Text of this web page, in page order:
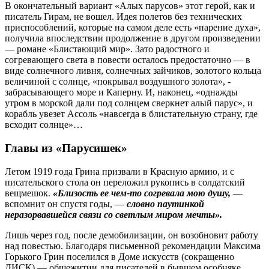
В окончательный вариант «Алых парусов» этот герой, как и
писатель Гирам, не вошел. Идея полетов без технических
приспособлений, которые на самом деле есть «парение духа»,
получила впоследствии продолжение в другом произведении
— романе «Блистающий мир». Зато радостного и
согревающего света в повести осталось предостаточно — в
виде солнечного ливня, солнечных зайчиков, золотого кольца
величиной с солнце, «покрывал воздушного золота», ­
забрасывающего море и Каперну. И, наконец, «однажды
утром в морской дали под солнцем ­сверкнет алый парус», и
корабль увезет Ассоль «навсегда в блистательную страну, где
всходит солнце»…
Главы из «Парусишек»
Летом 1919 года Грина призвали в Красную армию, и с
писательского стола он переложил рукопись в солдатский
вещмешок. «Близость ее чем‑то согревала мою душу, —
вспомнит он спустя годы, — словно паутинкой
неразорвавшейся связи со светлым миром мечты».
Лишь через год, после демобилизации, он возобновит работу
над повестью. Благодаря письменной рекомендации Максима
Горького Грин поселился в Доме искусств (сокращенно